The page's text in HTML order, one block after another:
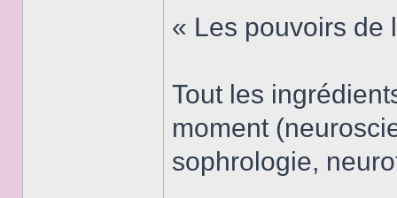
« Les pouvoirs de
Tout les
moment
sophrologie,